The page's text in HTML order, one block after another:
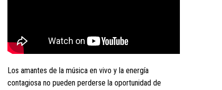
Los amantes de la música en vivo y la energía
contagiosa no pueden perderse la oportunidad de